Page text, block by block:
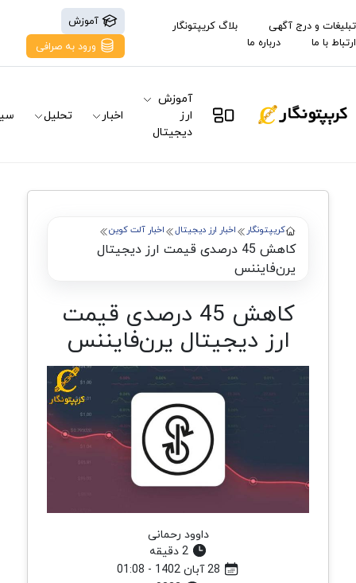
تبلیغات و درج آگهی
بلاگ کریپتونگار
ارتباط با ما
درباره ما
آموزش
ورود به صرافی
آموزش
ارز
دیجیتال
اخبار تحلیل
کریپتونگار اخبار ارز دیجیتال اخبار آلت کوین
کاهش 45 درصدی قیمت ارز دیجیتال
یرن‌فایننس
کاهش 45 درصدی قیمت
ارز دیجیتال یرن‌فایننس
داوود رحمانی
2 دقیقه